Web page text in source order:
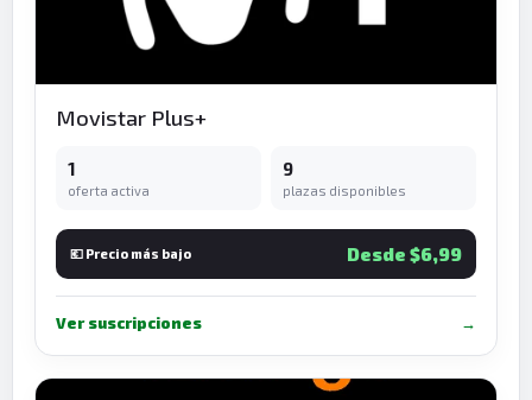
Movistar Plus+
1
oferta activa
9
plazas disponibles
💶 Precio más bajo Desde $6,99
Ver suscripciones →